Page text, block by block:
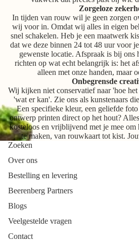
Zorgeloze
In tijden van rouw wil je geen zorgen
wij voor in. Omdat wij alles in eigen
snel schakelen. Heb je een maatwerk
dat we deze binnen 24 tot 48 uur voor
gewenste locatie. Afspraak is bij
richten op wat echt belangrijk is: het
alleen met onze handen, maar
Onbegrensde
Wij kijken niet conservatief naar 'hoe
'wat er kan'. Zie ons als kunstenaars
Een specifieke kleur, een geliefde
ontwerp printen direct op het hout?
kosteloos en vrijblijvend met je mee om
te maken, van rouwkaart tot kist.
Zoeken
Over ons
Bestelling en levering
Beerenberg Partners
Blogs
Veelgestelde vragen
Contact